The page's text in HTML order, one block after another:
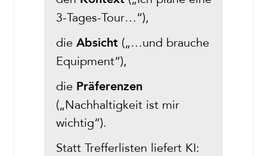
3-Tages-Tour…“),
die Absicht („…und brauche
Equipment“),
die Präferenzen
(„Nachhaltigkeit ist mir
wichtig“).
Statt Trefferlisten liefert KI: